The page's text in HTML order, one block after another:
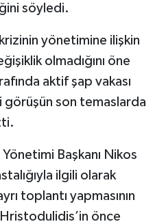
söyledi.
krizinin yönetimine ilişkin
olmadığını öne
aktif şap vakası
görüşün son temaslarda
Başkanı Nikos
ilgili olarak
toplantı yapmasının
önce